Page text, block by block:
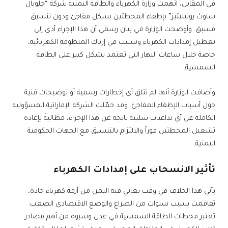
في المقابل، اتهمت وزارة الكهرباء والطاقة اليمنية شركة “جلوبال
ساوث يوتيليتيز” بإطفاء المحطتين بشكل مفاجئ ودون تنسيق
مسبق. وأوضحت الوزارة في بيان رسمي أن هذا الإجراء أدى إلى
تعطيل إمدادات الكهرباء وتسبب في إرباك المنظومة الكهربائية،
خاصة خلال ساعات النهار التي تعتمد بشكل كبير على الطاقة
الشمسية.
وأضافت الوزارة أنها لم تتلق أي إخطارات رسمية أو توضيحات فنية
حول أسباب الإطفاء المفاجئ. وقد حمّلت الشركة الإماراتية المسؤولية
الكاملة عن أي تداعيات سلبية ناتجة عن هذا الإجراء، مطالبةً بإعادة
تشغيل المحطتين فوراً والالتزام بالتنسيق مع الجهات الحكومية
اليمنية.
تأثير الانسحاب على إمدادات الكهرباء
يأتي هذا الخلاف في وقت يعاني فيه اليمن من أزمة كهرباء حادة،
تفاقمت بسبب سنوات من الصراع والوضع الاقتصادي الصعب.
تعتبر محطات الطاقة الشمسية في عدن وشبوة من أهم مصادر